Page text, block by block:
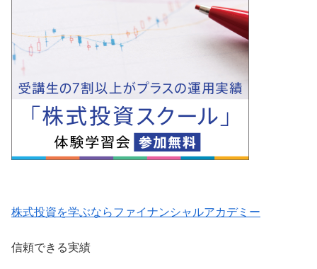
株式投資を学ぶならファイナンシャルアカデミー
信頼できる実績